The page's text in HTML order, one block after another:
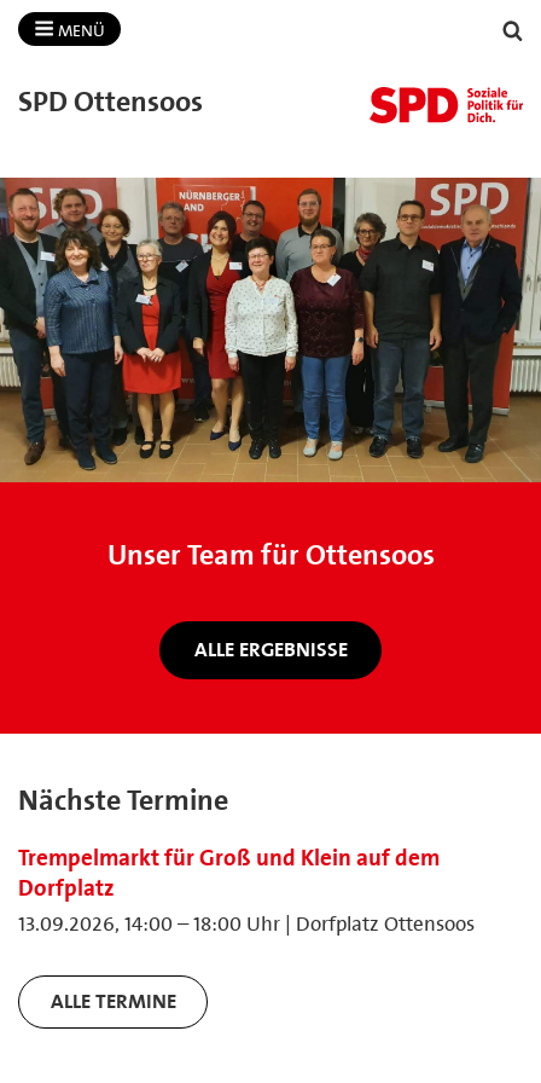
MENÜ
SPD Ottensoos
Unser Team für Ottensoos
ALLE ERGEBNISSE
Nächste Termine
Trempelmarkt für Groß und Klein auf dem
Dorfplatz
13.09.2026, 14:00 – 18:00 Uhr | Dorfplatz Ottensoos
ALLE TERMINE